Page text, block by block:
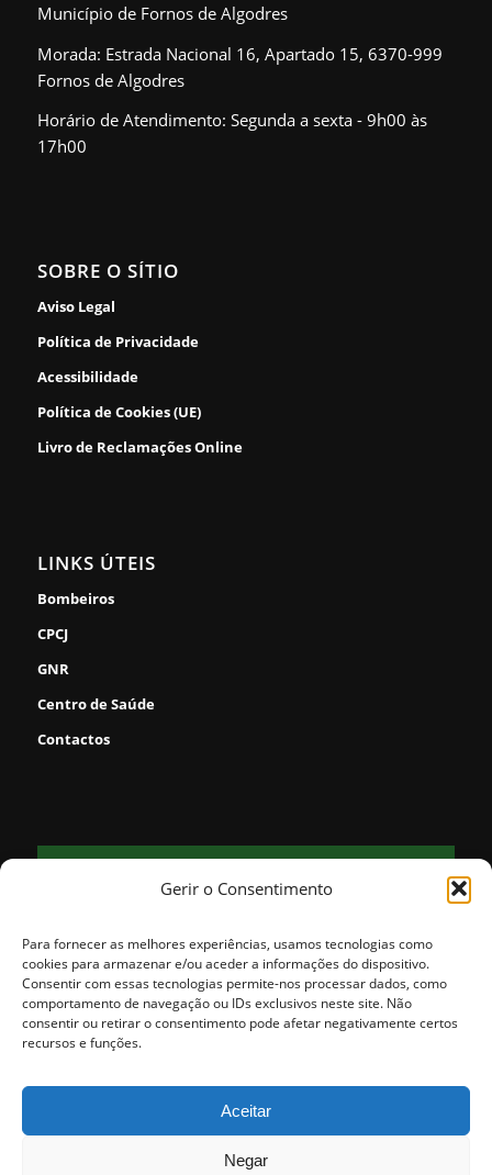
Gerir o Consentimento
Para fornecer as melhores experiências, usamos tecnologias como
cookies para armazenar e/ou aceder a informações do dispositivo.
Consentir com essas tecnologias permite-nos processar dados, como
comportamento de navegação ou IDs exclusivos neste site. Não
consentir ou retirar o consentimento pode afetar negativamente certos
recursos e funções.
Aceitar
Negar
Município de Fornos de Algodres
Morada: Estrada Nacional 16, Apartado 15, 6370-999
Fornos de Algodres
Horário de Atendimento: Segunda a sexta - 9h00 às
17h00
SOBRE O SÍTIO
Aviso Legal
Política de Privacidade
Acessibilidade
Política de Cookies (UE)
Livro de Reclamações Online
LINKS ÚTEIS
Bombeiros
CPCJ
GNR
Centro de Saúde
Contactos
FORNOS
31
vento: 5m/s NO
MAX 31 • MIN 31
30° °